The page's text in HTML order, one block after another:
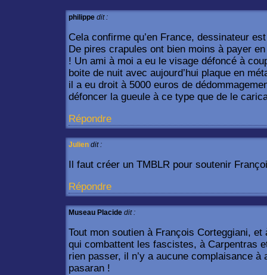
philippe dit :
Cela confirme qu’en France, dessinateur
De pires crapules ont bien moins à payer
! Un ami à moi a eu le visage défoncé à
boite de nuit avec aujourd’hui plaque en
il a eu droit à 5000 euros de
défoncer la gueule à ce type que de le
Répondre
Julien dit :
Il faut créer un TMBLR pour soutenir
Répondre
Museau Placide dit :
Tout mon soutien à François Corteggiani,
qui combattent les fascistes, à Carpentras
rien passer, il n’y a aucune complaisance
pasaran !